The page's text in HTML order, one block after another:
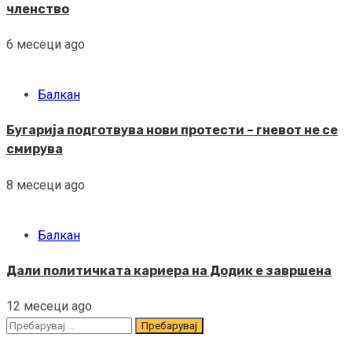
членство
6 месеци ago
Балкан
Бугарија подготвува нови протести – гневот не се
смирува
8 месеци ago
Балкан
Дали политичката кариера на Додик е завршена
12 месеци ago
Пребарувај